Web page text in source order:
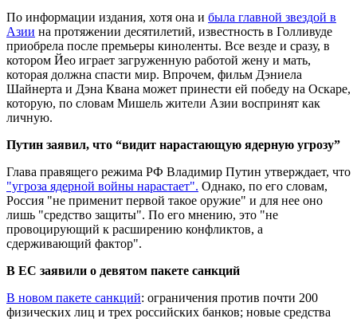
По информации издания, хотя она и была главной звездой в
Азии на протяжении десятилетий, известность в Голливуде
приобрела после премьеры киноленты. Все везде и сразу, в
котором Йео играет загруженную работой жену и мать,
которая должна спасти мир. Впрочем, фильм Дэниела
Шайнерта и Дэна Квана может принести ей победу на Оскаре,
которую, по словам Мишель жители Азии воспринят как
личную.
Путин заявил, что “видит нарастающую ядерную угрозу”
Глава правящего режима РФ Владимир Путин утверждает, что
"угроза ядерной войны нарастает". Однако, по его словам,
Россия "не применит первой такое оружие" и для нее оно
лишь "средство защиты". По его мнению, это "не
провоцирующий к расширению конфликтов, а
сдерживающий фактор".
В ЕС заявили о девятом пакете санкций
В новом пакете санкций: ограничения против почти 200
физических лиц и трех российских банков; новые средства